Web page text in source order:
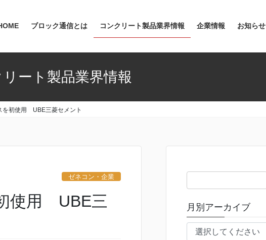
ブロック通信とは コンクリート製品業界情報 企業情報 お知らせ
リート製品業界情報
を初使用 UBE三菱セメント
ゼネコン・企業
使用 UBE三
索:
月別アーカイブ